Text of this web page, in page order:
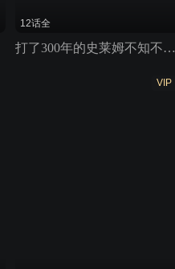
12话全
打了300年的史莱姆不知不觉就练到了满级
VIP